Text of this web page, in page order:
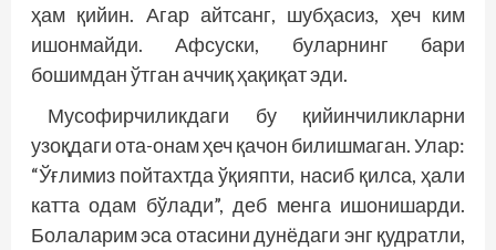
ҳам қийин. Агар айтсанг, шубҳасиз, ҳеч ким
ишонмайди. Афсуски, буларнинг бари
бошимдан ўтган аччиқ ҳақиқат эди.
Мусофирчиликдаги бу қийинчиликларни
узоқдаги ота-онам ҳеч қачон билишмаган. Улар:
“Ўғлимиз пойтахтда ўқияпти, насиб қилса, ҳали
катта одам бўлади”, деб менга ишонишарди.
Болаларим эса отасини дунёдаги энг қудратли,